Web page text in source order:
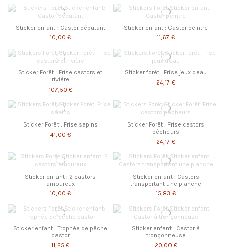
Sticker enfant : Castor débutant
10,00 €
Sticker enfant : Castor peintre
11,67 €
Sticker Forêt : Frise castors et
rivière
107,50 €
Sticker forêt : Frise jeux d'eau
24,17 €
Sticker Forêt : Frise sapins
41,00 €
Sticker Forêt : Frise castors
pêcheurs
24,17 €
Sticker enfant : 2 castors
amoureux
10,00 €
Sticker enfant : Castors
transportant une planche
15,83 €
Sticker enfant : Trophée de pêche
castor
11,25 €
Sticker enfant : Castor à
tronçonneuse
20,00 €